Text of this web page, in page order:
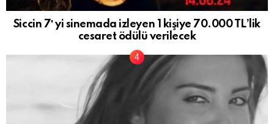
Siccin 7′ yi sinemada izleyen 1 kişiye 70.000 TL’lik
cesaret ödülü verilecek